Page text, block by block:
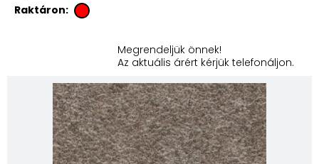
Raktáron:
Megrendeljük önnek!
Az aktuális árért kérjük telefonáljon.